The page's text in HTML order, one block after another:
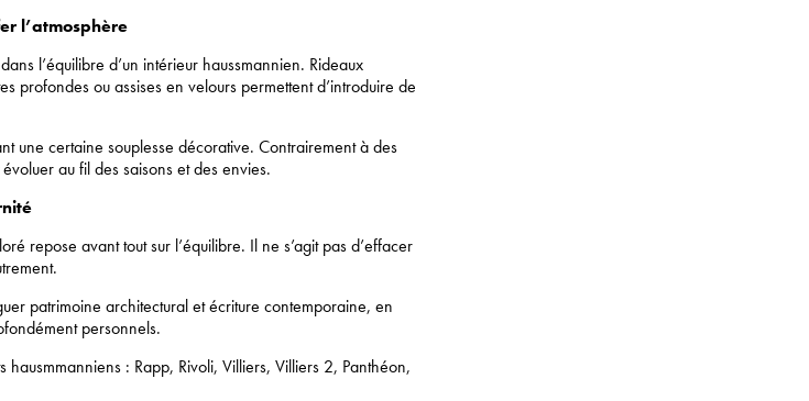
l’atmosphère
l’équilibre d’un intérieur haussmannien. Rideaux
profondes ou assises en velours permettent d’introduire de
une certaine souplesse décorative. Contrairement à des
au fil des saisons et des envies.
repose avant tout sur l’équilibre. Il ne s’agit pas d’effacer
patrimoine architectural et écriture contemporaine, en
personnels.
hausmmanniens : Rapp, Rivoli, Villiers, Villiers 2, Panthéon,